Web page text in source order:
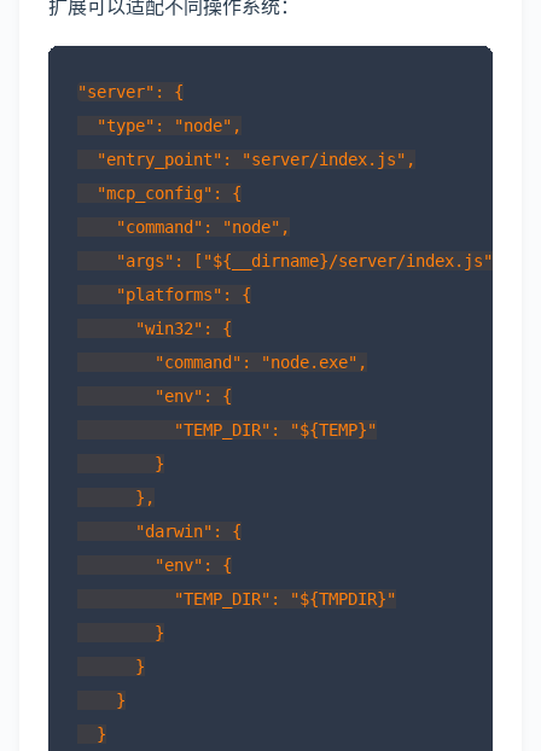
扩展可以适配不同操作系统：
"server": {
  "type": "node",
  "entry_point": "server/index.js",
  "mcp_config": {
    "command": "node",
    "args": ["${__dirname}/server/index.js"],
    "platforms": {
      "win32": {
        "command": "node.exe",
        "env": {
          "TEMP_DIR": "${TEMP}"
        }
      },
      "darwin": {
        "env": {
          "TEMP_DIR": "${TMPDIR}"
        }
      }
    }
  }